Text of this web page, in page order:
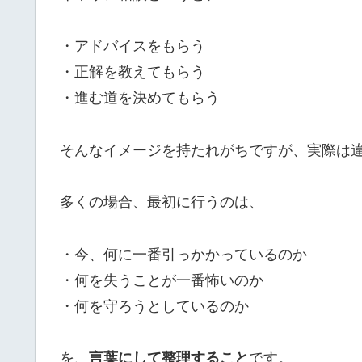
・アドバイスをもらう
・正解を教えてもらう
・進む道を決めてもらう
そんなイメージを持たれがちですが、実際は
多くの場合、最初に行うのは、
・今、何に一番引っかかっているのか
・何を失うことが一番怖いのか
・何を守ろうとしているのか
を、 言葉にして整理すること です。